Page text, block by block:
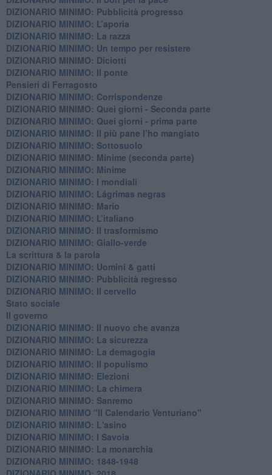
DIZIONARIO MINIMO: Pubblicità progresso
DIZIONARIO MINIMO: L’aporìa
DIZIONARIO MINIMO: La razza
DIZIONARIO MINIMO: Un tempo per resistere
DIZIONARIO MINIMO: Diciotti
DIZIONARIO MINIMO: Il ponte
Pensieri di Ferragosto
DIZIONARIO MINIMO: Corrispondenze
DIZIONARIO MINIMO: Quei giorni - Seconda parte
DIZIONARIO MINIMO: Quei giorni - prima parte
DIZIONARIO MINIMO: Il più pane l’ho mangiato
DIZIONARIO MINIMO: Sottosuolo
DIZIONARIO MINIMO: Minime (seconda parte)
DIZIONARIO MINIMO: Minime
DIZIONARIO MINIMO: ​I mondiali
DIZIONARIO MINIMO: ​Lágrimas negras
DIZIONARIO MINIMO: Mario
DIZIONARIO MINIMO: L’italiano
DIZIONARIO MINIMO: Il trasformismo
DIZIONARIO MINIMO: Giallo-verde
La scrittura & la parola
​DIZIONARIO MINIMO: Uomini & gatti
DIZIONARIO MINIMO: ​Pubblicità regresso
DIZIONARIO MINIMO: Il cervello
Stato sociale
Il governo
DIZIONARIO MINIMO: Il nuovo che avanza
DIZIONARIO MINIMO: La sicurezza
DIZIONARIO MINIMO: La demagogia
DIZIONARIO MINIMO: Il populismo
DIZIONARIO MINIMO: Elezioni
DIZIONARIO MINIMO: La chimera
DIZIONARIO MINIMO: Sanremo
DIZIONARIO MINIMO "Il Calendario Venturiano"
DIZIONARIO MINIMO: L'asino
DIZIONARIO MINIMO: I Savoia
DIZIONARIO MINIMO: La monarchia
DIZIONARIO MINIMO: 1848-1948